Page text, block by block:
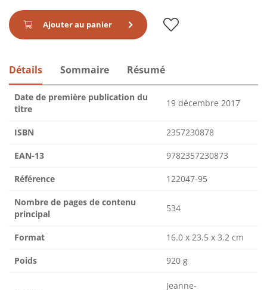
Ajouter au panier
Détails Sommaire Résumé
Date de première publication du
titre
19 décembre 2017
ISBN 2357230878
EAN-13 9782357230873
Référence 122047-95
Nombre de pages de contenu
principal
534
Format 16.0 x 23.5 x 3.2 cm
Poids 920 g
Jeanne-